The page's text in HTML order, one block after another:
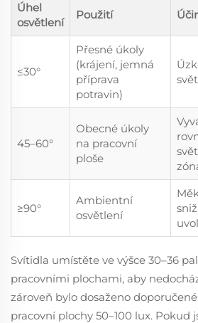
Úhel
osvětlení
Použití
≤30°
Přesné úkoly
(krájení, jemná
příprava
potravin)
45–60°
Obecné úkoly
na pracovní
ploše
≥90°
Ambientní
osvětlení
Svítidla umístěte ve výšce 30–36
pracovními plochami, aby
zároveň bylo dosaženo
pracovní plochy 50–100 lux. Pokud